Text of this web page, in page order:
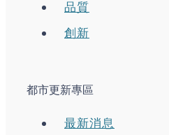
品質
創新
都市更新專區
最新消息